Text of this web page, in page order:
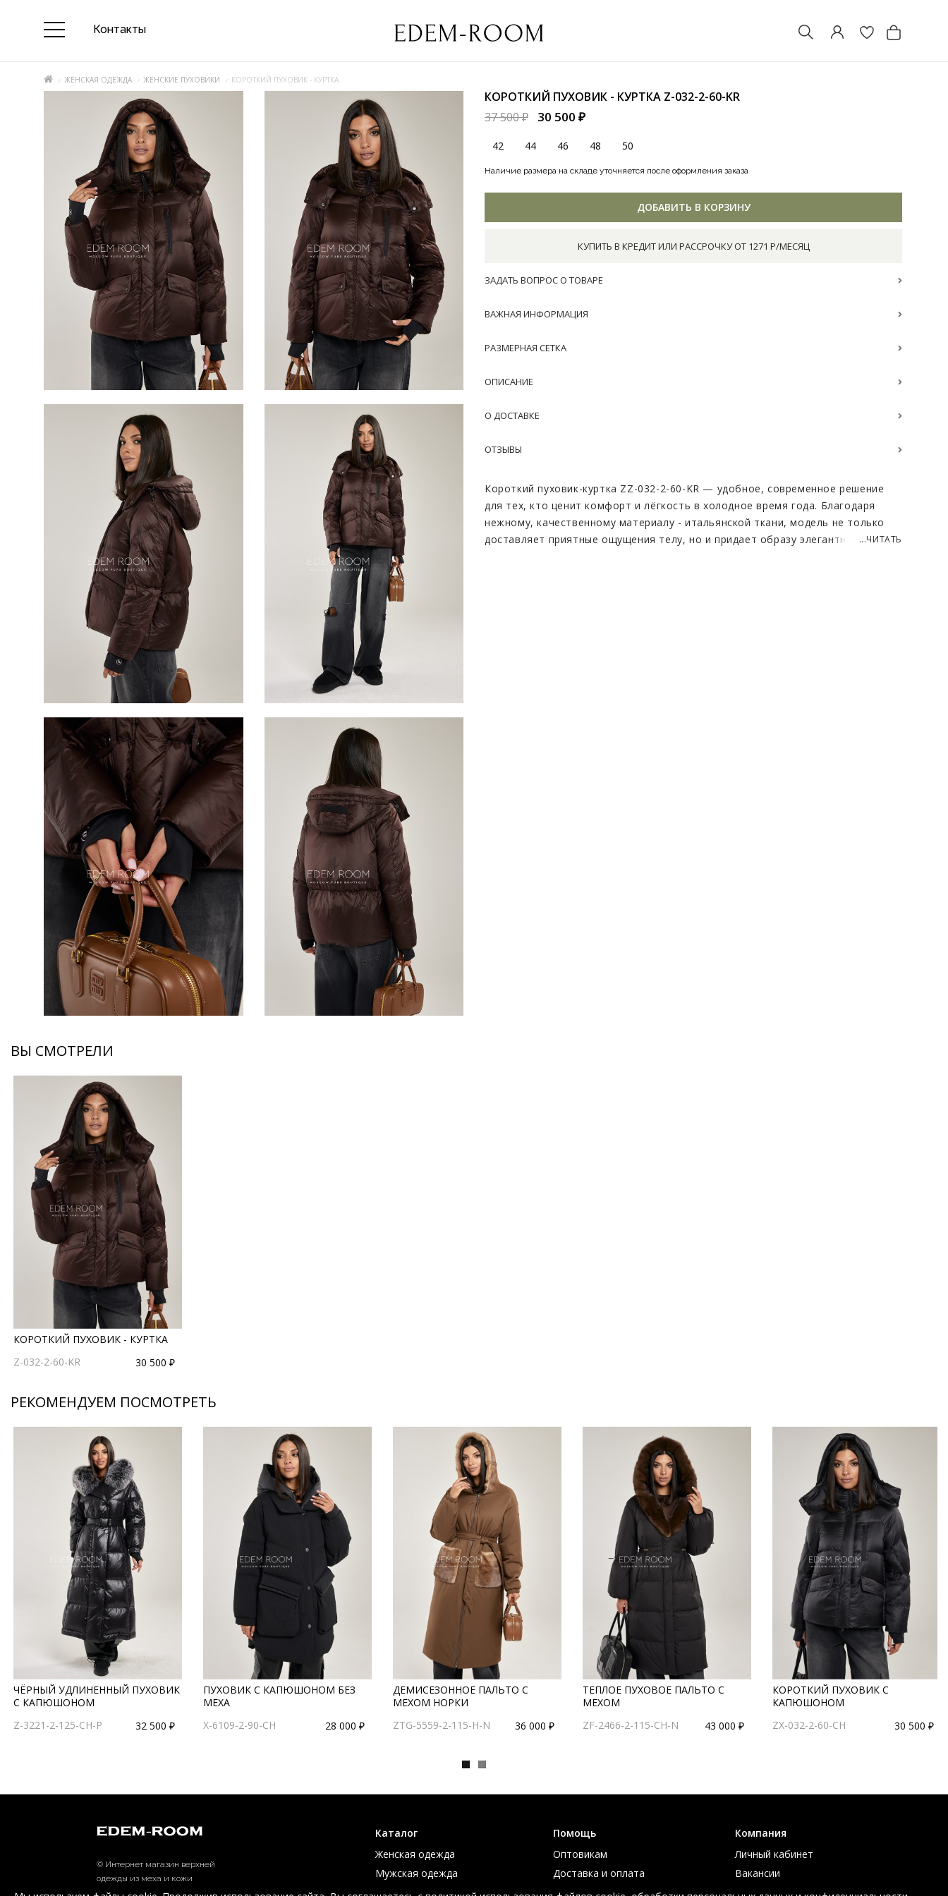
Контакты
ЖЕНСКАЯ ОДЕЖДА ЖЕНСКИЕ ПУХОВИКИ КОРОТКИЙ ПУХОВИК - КУРТКА
КОРОТКИЙ ПУХОВИК - КУРТКА Z-032-2-60-KR
37 500 ₽
30 500 ₽
42 44 46 48 50
Наличие размера на складе уточняется после оформления заказа
ДОБАВИТЬ В КОРЗИНУ
КУПИТЬ В КРЕДИТ ИЛИ РАССРОЧКУ ОТ 1271 Р/МЕСЯЦ
ЗАДАТЬ ВОПРОС О ТОВАРЕ
ВАЖНАЯ ИНФОРМАЦИЯ
РАЗМЕРНАЯ СЕТКА
ОПИСАНИЕ
О ДОСТАВКЕ
ОТЗЫВЫ
Короткий пуховик-куртка ZZ-032-2-60-KR — удобное, современное решение
для тех, кто ценит комфорт и лёгкость в холодное время года. Благодаря
нежному, качественному материалу - итальянской ткани, модель не только
доставляет приятные ощущения телу, но и придает образу элегантность....ЧИТАТЬ
ВЫ СМОТРЕЛИ
КОРОТКИЙ ПУХОВИК - КУРТКА
Z-032-2-60-KR
30 500 ₽
РЕКОМЕНДУЕМ ПОСМОТРЕТЬ
ЧЁРНЫЙ УДЛИНЕННЫЙ ПУХОВИК
С КАПЮШОНОМ
Z-3221-2-125-CH-P
32 500 ₽
ПУХОВИК С КАПЮШОНОМ БЕЗ
МЕХА
X-6109-2-90-CH
28 000 ₽
ДЕМИСЕЗОННОЕ ПАЛЬТО С
МЕХОМ НОРКИ
ZTG-5559-2-115-H-N
36 000 ₽
ТЕПЛОЕ ПУХОВОЕ ПАЛЬТО С
МЕХОМ
ZF-2466-2-115-CH-N
43 000 ₽
КОРОТКИЙ ПУХОВИК С
КАПЮШОНОМ
ZX-032-2-60-CH
30 500 ₽
© Интернет магазин верхней
одежды из меха и кожи
EDEM-ROOM 2011-2026
Каталог
Женская одежда
Мужская одежда
Большие размеры
Помощь
Оптовикам
Доставка и оплата
Таблица размеров
Компания
Личный кабинет
Вакансии
Контакты